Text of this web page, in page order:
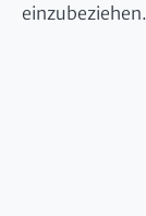
einzubeziehen.